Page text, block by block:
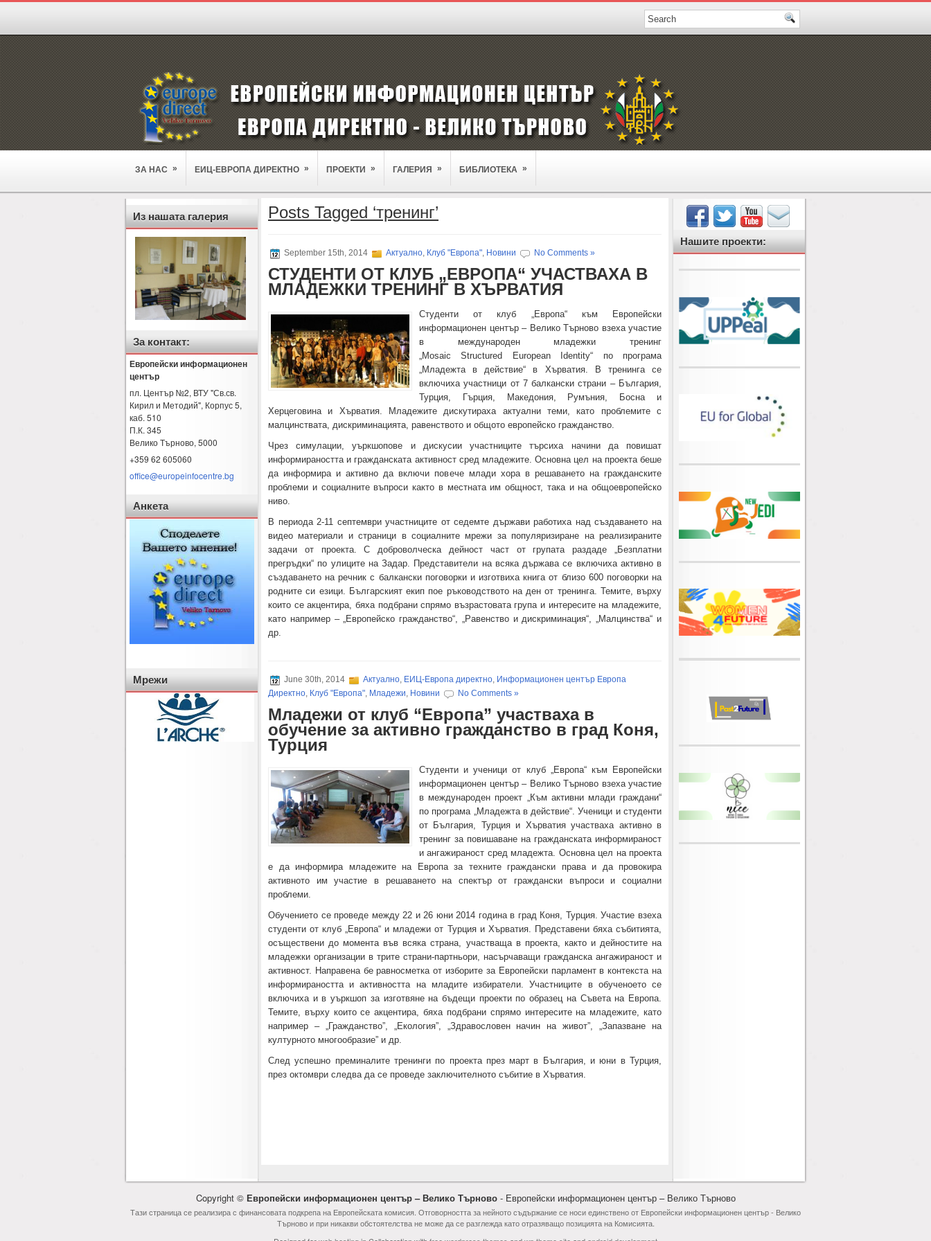
ЗА НАС » ЕИЦ-ЕВРОПА ДИРЕКТНО » ПРОЕКТИ » ГАЛЕРИЯ » БИБЛИОТЕКА »
Из нашата галерия
За контакт:
Европейски информационен
център
пл. Център №2, ВТУ "Св.св.
Кирил и Методий", Корпус 5,
каб. 510
П.К. 345
Велико Търново, 5000
+359 62 605060
office@europeinfocentre.bg
Анкета
Мрежи
Posts Tagged ‘тренинг’
September 15th, 2014 Актуално, Клуб "Европа", Новини No Comments »
СТУДЕНТИ ОТ КЛУБ „ЕВРОПА“ УЧАСТВАХА В
МЛАДЕЖКИ ТРЕНИНГ В ХЪРВАТИЯ
Студенти от клуб „Европа“ към Европейски
информационен център – Велико Търново взеха участие
в международен младежки тренинг
„Mosaic Structured European Identity“ по програма
„Младежта в действие“ в Хърватия. В тренинга се
включиха участници от 7 балкански страни – България,
Турция, Гърция, Македония, Румъния, Босна и
Херцеговина и Хърватия. Младежите дискутираха актуални теми, като проблемите с
малцинствата, дискриминацията, равенството и общото европейско гражданство.
Чрез симулации, уъркшопове и дискусии участниците търсиха начини да повишат
информираността и гражданската активност сред младежите. Основна цел на проекта беше
да информира и активно да включи повече млади хора в решаването на гражданските
проблеми и социалните въпроси както в местната им общност, така и на общоевропейско
ниво.
В периода 2-11 септември участниците от седемте държави работиха над създаването на
видео материали и страници в социалните мрежи за популяризиране на реализираните
задачи от проекта. С доброволческа дейност част от групата раздаде „Безплатни
прегръдки“ по улиците на Задар. Представители на всяка държава се включиха активно в
създаването на речник с балкански поговорки и изготвиха книга от близо 600 поговорки на
родните си езици. Българският екип пое ръководството на ден от тренинга. Темите, върху
които се акцентира, бяха подбрани спрямо възрастовата група и интересите на младежите,
като например – „Европейско гражданство“, „Равенство и дискриминация“, „Малцинства“ и
др.
June 30th, 2014 Актуално, ЕИЦ-Европа директно, Информационен център Европа
Директно, Клуб "Европа", Младежи, Новини No Comments »
Младежи от клуб “Европа” участваха в
обучение за активно гражданство в град Коня,
Турция
Студенти и ученици от клуб „Европа“ към Европейски
информационен център – Велико Търново взеха участие
в международен проект „Към активни млади граждани“
по програма „Младежта в действие“. Ученици и студенти
от България, Турция и Хърватия участваха активно в
тренинг за повишаване на гражданската информираност
и ангажираност сред младежта. Основна цел на проекта
е да информира младежите на Европа за техните граждански права и да провокира
активното им участие в решаването на спектър от граждански въпроси и социални
проблеми.
Обучението се проведе между 22 и 26 юни 2014 година в град Коня, Турция. Участие взеха
студенти от клуб „Европа“ и младежи от Турция и Хърватия. Представени бяха събитията,
осъществени до момента във всяка страна, участваща в проекта, както и дейностите на
младежки организации в трите страни-партньори, насърчаващи гражданска ангажираност и
активност. Направена бе равносметка от изборите за Европейски парламент в контекста на
информираността и активността на младите избиратели. Участниците в обученоето се
включиха и в уъркшоп за изготвяне на бъдещи проекти по образец на Съвета на Европа.
Темите, върху които се акцентира, бяха подбрани спрямо интересите на младежите, като
например – „Гражданство”, „Екология”, „Здравословен начин на живот”, „Запазване на
културното многообразие” и др.
След успешно преминалите тренинги по проекта през март в България, и юни в Турция,
през октомври следва да се проведе заключителното събитие в Хърватия.
Нашите проекти:
Copyright © Европейски информационен център – Велико Търново- Европейски информационен център – Велико Търново
Тази страница се реализира с финансовата подкрепа на Европейската комисия. Отговорността за нейното съдържание се носи единствено от Европейски информационен център - Велико
Търново и при никакви обстоятелства не може да се разглежда като отразяващо позицията на Комисията.